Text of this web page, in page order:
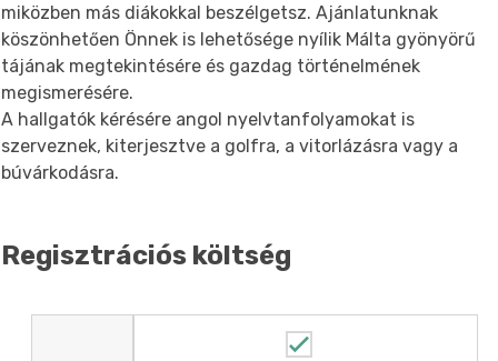
miközben más diákokkal beszélgetsz. Ajánlatunknak
köszönhetően Önnek is lehetősége nyílik Málta gyönyörű
tájának megtekintésére és gazdag történelmének
megismerésére.
A hallgatók kérésére angol nyelvtanfolyamokat is
szerveznek, kiterjesztve a golfra, a vitorlázásra vagy a
búvárkodásra.
Regisztrációs költség